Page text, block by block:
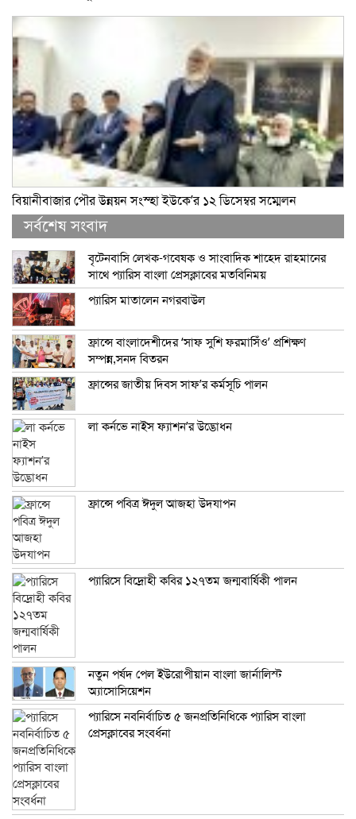
বিয়ানীবাজার পৌর উন্নয়ন সংস্হা ইউকে’র ১২ ডিসেম্বর সম্মেলন
সর্বশেষ সংবাদ
বৃটেনবাসি লেখক-গবেষক ও সাংবাদিক শাহেদ রাহমানের
সাথে প্যারিস বাংলা প্রেসক্লাবের মতবিনিময়
প্যারিস মাতালেন নগরবাউল
ফ্রান্সে বাংলাদেশীদের ‘সাফ সুশি ফরমাসিঁও’ প্রশিক্ষণ
সম্পন্ন,সনদ বিতরন
ফ্রান্সের জাতীয় দিবস সাফ’র কর্মসূচি পালন
লা কর্নভে নাইস ফ্যাশন’র উদ্ভোধন
ফ্রান্সে পবিত্র ঈদুল আজহা উদযাপন
প্যারিসে বিদ্রোহী কবির ১২৭তম জন্মবার্ষিকী পালন
নতুন পর্ষদ পেল ইউরোপীয়ান বাংলা জার্নালিস্ট
অ্যাসোসিয়েশন
প্যারিসে নবনির্বাচিত ৫ জনপ্রতিনিধিকে প্যারিস বাংলা
প্রেসক্লাবের সংবর্ধনা